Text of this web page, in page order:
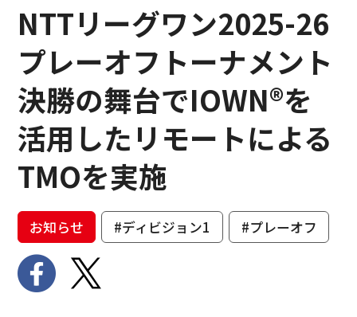
NTTリーグワン2025-26
プレーオフトーナメント
決勝の舞台でIOWN®を
活用したリモートによる
TMOを実施
お知らせ #ディビジョン1 #プレーオフ